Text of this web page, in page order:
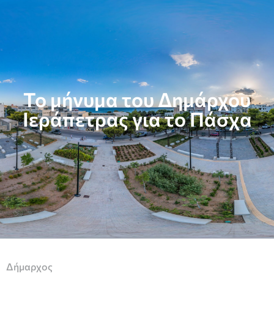
Το μήνυμα του Δημάρχου
Ιεράπετρας για το Πάσχα
Δήμαρχος